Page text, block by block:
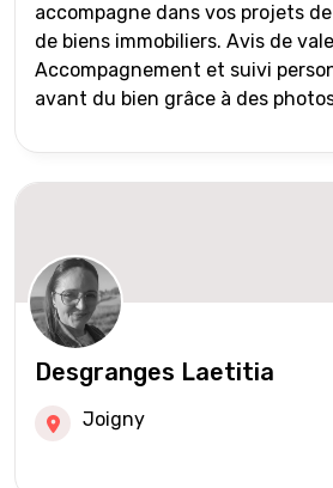
accompagne dans vos projets
de biens immobiliers. Avis de valeur offert
Accompagnement et suivi
avant du bien grâce à des
international) Validation du
acquéreurs auprès de
réseau Iad France et Iad
Desgranges Laetitia
Joigny